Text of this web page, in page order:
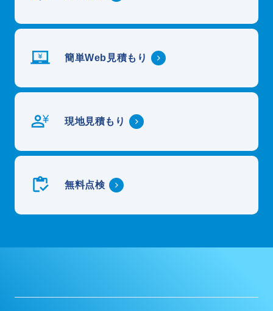
簡単Web見積もり
現地見積もり
無料点検